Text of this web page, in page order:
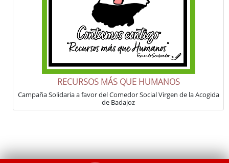
RECURSOS MÁS QUE HUMANOS
Campaña Solidaria a favor del Comedor Social Virgen de la Acogida
de Badajoz